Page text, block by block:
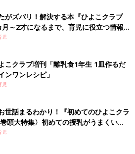
がズバリ！解決する本『ひよこクラブ
～2才になるまで、育児に役立つ情報が
児
こクラブ増刊「離乳食1年生 1皿作るだ
ンワン​レシピ」
児
世話まるわかり！『初めてのひよこクラ
頭大特集〉初めての授乳がうまくい
・ミルクの基本と夏のトラブル 解決テ
児